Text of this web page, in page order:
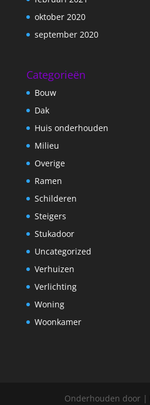
oktober 2020
september 2020
Categorieën
Bouw
Dak
Huis onderhouden
Milieu
Overige
Ramen
Schilderen
Steigers
Stukadoor
Uncategorized
Verhuizen
Verlichting
Woning
Woonkamer
Onderhouden door |